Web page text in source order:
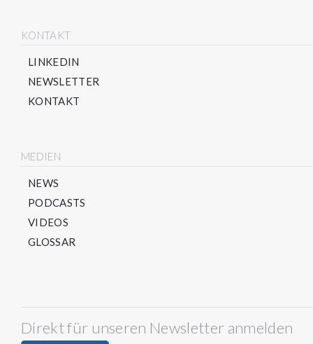
KONTAKT
LINKEDIN
NEWSLETTER
KONTAKT
MEDIEN
NEWS
PODCASTS
VIDEOS
GLOSSAR
Direkt für unseren Newsletter anmelden